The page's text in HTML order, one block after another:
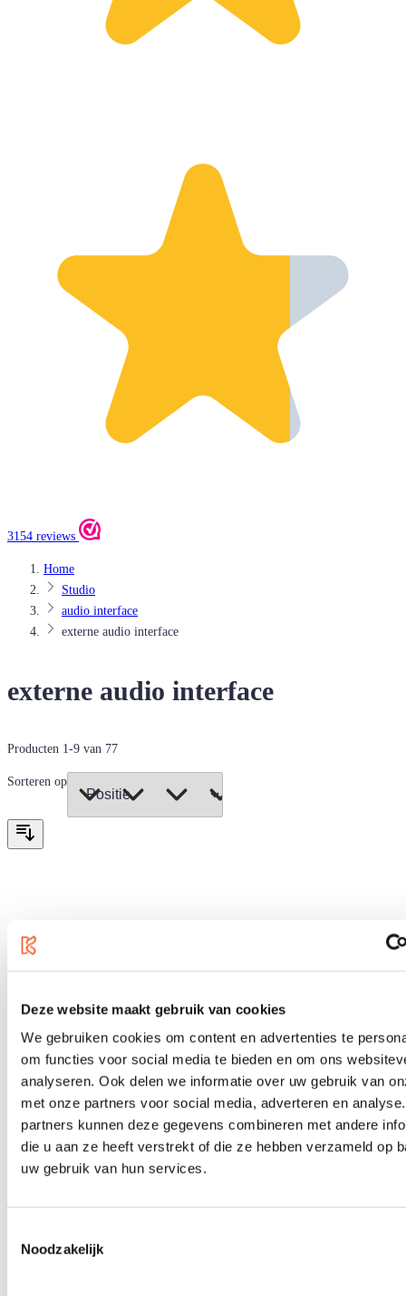
Deze website maakt gebruik van cookies
We gebruiken cookies om content en advertenties te
om functies voor social media te bieden en om ons
analyseren. Ook delen we informatie over uw gebruik van
met onze partners voor social media, adverteren en
partners kunnen deze gegevens combineren met andere
die u aan ze heeft verstrekt of die ze hebben verzameld op
uw gebruik van hun services.
Noodzakelijk
3154 reviews
Home
Studio
audio interface
externe audio interface
externe audio interface
Producten 1-9 van 77
Sorteren op
Arturia MiniFuse OTG (on-the-go)